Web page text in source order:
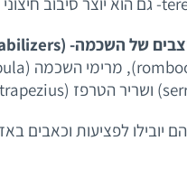
יובילו לפציעות וכאבים